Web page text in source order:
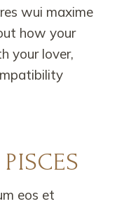
wui maxime
how your
your lover,
eos et